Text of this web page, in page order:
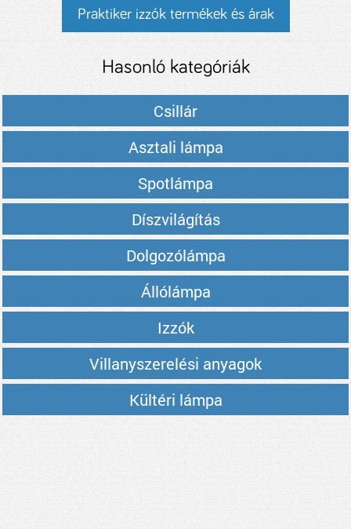
Praktiker izzók termékek és árak
Hasonló kategóriák
Csillár
Asztali lámpa
Spotlámpa
Díszvilágítás
Dolgozólámpa
Állólámpa
Izzók
Villanyszerelési anyagok
Kültéri lámpa